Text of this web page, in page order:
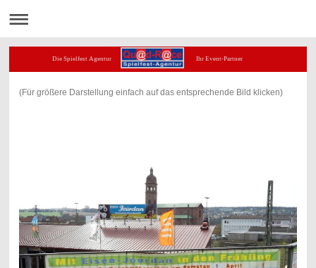
Die Spielfest Agentur Ihr Event-Partner
(Für größere Darstellung einfach auf das entsprechende Bild klicken)